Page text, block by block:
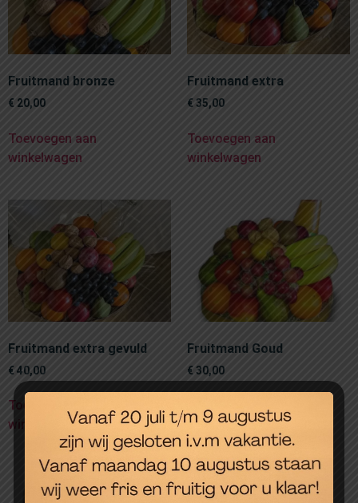
Fruitmand bronze
€ 20,00
Toevoegen aan
winkelwagen
Fruitmand extra
€ 35,00
Toevoegen aan
winkelwagen
Fruitmand extra gevuld
€ 40,00
Toevoegen aan
winkelwagen
Fruitmand Goud
€ 30,00
winkelwagen